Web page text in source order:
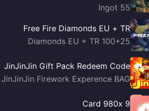
55 Ingot
Free Fire Diamonds EU + TR
100+25 Diamonds EU + TR
JinJinJin Gift Pack Redeem Code
JinJinJin Firework Experence BAG
9 Card 980x